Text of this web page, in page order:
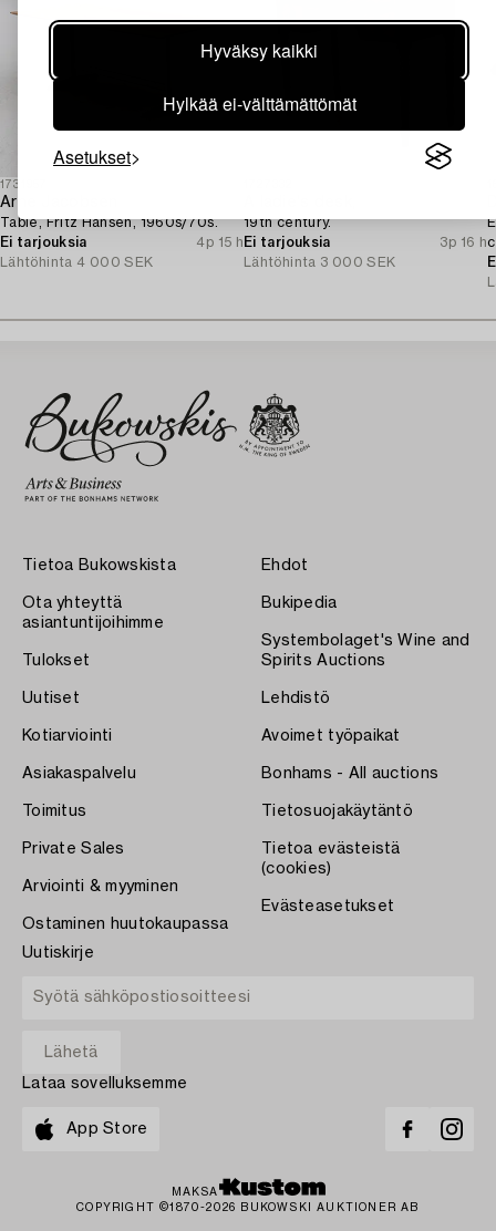
Hyväksy kaikki
Hylkää ei-välttämättömät
Asetukset
1731957
Arne Jacobsen
Table, Fritz Hansen, 1960s/70s.
Ei tarjouksia
4p 15 h
Lähtöhinta 4 000 SEK
19th century.
Ei tarjouksia
3p 16 h
Lähtöhinta 3 000 SEK
Tietoa Bukowskista
Ota yhteyttä
asiantuntijoihimme
Tulokset
Uutiset
Kotiarviointi
Asiakaspalvelu
Toimitus
Private Sales
Arviointi & myyminen
Ostaminen huutokaupassa
Ehdot
Bukipedia
Systembolaget's Wine and
Spirits Auctions
Lehdistö
Avoimet työpaikat
Bonhams - All auctions
Tietosuojakäytäntö
Tietoa evästeistä
(cookies)
Evästeasetukset
Uutiskirje
Lataa sovelluksemme
App Store
MAKSA
COPYRIGHT ©1870-2026 BUKOWSKI AUKTIONER AB